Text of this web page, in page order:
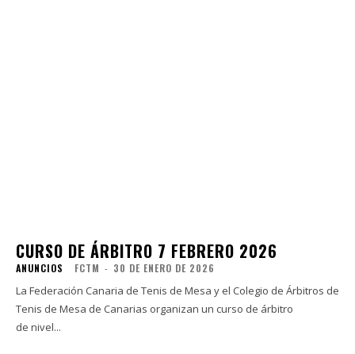
CURSO DE ÁRBITRO 7 FEBRERO 2026
ANUNCIOS FCTM - 30 DE ENERO DE 2026
La Federación Canaria de Tenis de Mesa y el Colegio de Árbitros de
Tenis de Mesa de Canarias organizan un curso de árbitro
de nivel...